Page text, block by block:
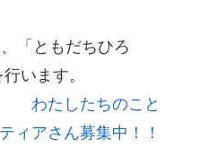
「ともだちひろ
います。
わたしたちのこと
ィアさん募集中！！